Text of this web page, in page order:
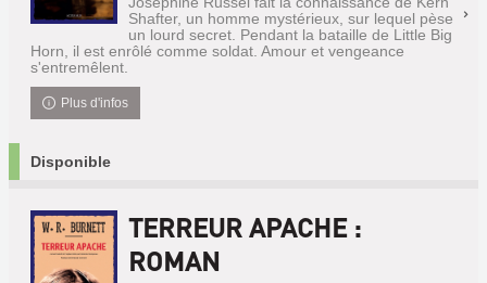
Shafter, un homme mystérieux, sur lequel pèse
un lourd secret. Pendant la bataille de Little Big
Horn, il est enrôlé comme soldat. Amour et vengeance
s'entremêlent.
Plus d'infos
Disponible
TERREUR APACHE :
ROMAN